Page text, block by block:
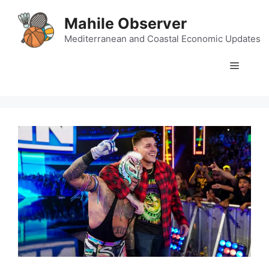
content
Mahile Observer
Mediterranean and Coastal Economic Updates
Menu